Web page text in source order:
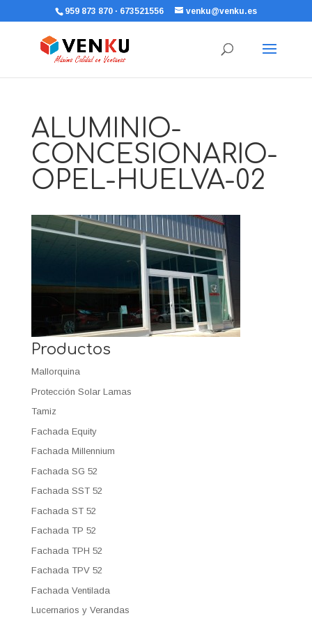
959 873 870 · 673521556 venku@venku.es
ALUMINIO-
CONCESIONARIO-
OPEL-HUELVA-02
Productos
Mallorquina
Protección Solar Lamas
Tamiz
Fachada Equity
Fachada Millennium
Fachada SG 52
Fachada SST 52
Fachada ST 52
Fachada TP 52
Fachada TPH 52
Fachada TPV 52
Fachada Ventilada
Lucernarios y Verandas